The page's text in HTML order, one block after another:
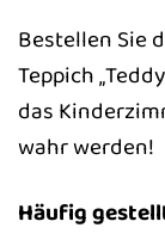
Bestellen Sie
Teppich
das
wahr werden!
Häufig